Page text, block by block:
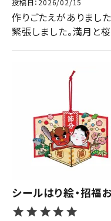
作りごたえがありまし
緊張しました。満月と
シールはり絵・招福